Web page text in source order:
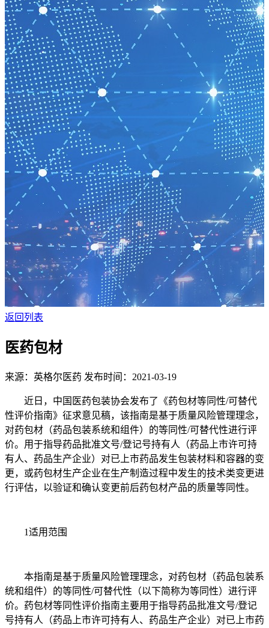
返回列表
医药包材
来源：英格尔医药 发布时间：2021-03-19
近日，中国医药包装协会发布了《药包材等同性/可替代
性评价指南》征求意见稿，该指南是基于质量风险管理理念，
对药包材（药品包装系统和组件）的等同性/可替代性进行评
价。用于指导药品批准文号/登记号持有人（药品上市许可持
有人、药品生产企业）对已上市药品发生包装材料和容器的变
更，或药包材生产企业在生产制造过程中发生的技术类变更进
行评估，以验证和确认变更前后药包材产品的质量等同性。
1适用范围
本指南是基于质量风险管理理念，对药包材（药品包装系
统和组件）的等同性/可替代性（以下简称为等同性）进行评
价。药包材等同性评价指南主要用于指导药品批准文号/登记
号持有人（药品上市许可持有人、药品生产企业）对已上市药